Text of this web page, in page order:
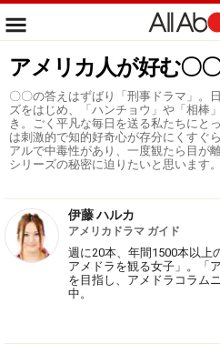
アメリカ人が好む〇
〇〇の答えはずばり「刑事ドラマ」。
ズをはじめ、「ハンチョウ」や「相棒
き。ごく平凡な毎日を送る私たちにと
は刺激的で知的好奇心が存分にくすぐ
アルで中毒性があり、一度観たら目が
シリーズの秘密に迫りたいと思います。
伊藤 ハルカ
アメリカドラマ ガイド
週に20本、年間1500本以上
アメドラを観る女子」。「
を目指し、アメドラコラム
中。